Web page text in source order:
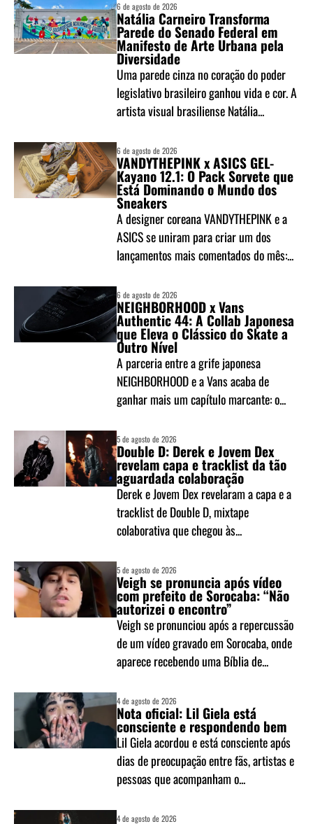
6 de agosto de 2026
Natália Carneiro Transforma
Parede do Senado Federal em
Manifesto de Arte Urbana pela
Diversidade
Uma parede cinza no coração do poder
legislativo brasileiro ganhou vida e cor. A
artista visual brasiliense Natália...
6 de agosto de 2026
VANDYTHEPINK x ASICS GEL-
Kayano 12.1: O Pack Sorvete que
Está Dominando o Mundo dos
Sneakers
A designer coreana VANDYTHEPINK e a
ASICS se uniram para criar um dos
lançamentos mais comentados do mês:...
6 de agosto de 2026
NEIGHBORHOOD x Vans
Authentic 44: A Collab Japonesa
que Eleva o Clássico do Skate a
Outro Nível
A parceria entre a grife japonesa
NEIGHBORHOOD e a Vans acaba de
ganhar mais um capítulo marcante: o...
5 de agosto de 2026
Double D: Derek e Jovem Dex
revelam capa e tracklist da tão
aguardada colaboração
Derek e Jovem Dex revelaram a capa e a
tracklist de Double D, mixtape
colaborativa que chegou às...
5 de agosto de 2026
Veigh se pronuncia após vídeo
com prefeito de Sorocaba: “Não
autorizei o encontro”
Veigh se pronunciou após a repercussão
de um vídeo gravado em Sorocaba, onde
aparece recebendo uma Bíblia de...
4 de agosto de 2026
Nota oficial: Lil Giela está
consciente e respondendo bem
Lil Giela acordou e está consciente após
dias de preocupação entre fãs, artistas e
pessoas que acompanham o...
4 de agosto de 2026